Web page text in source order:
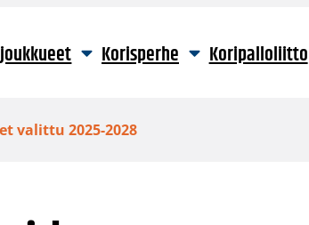
Korisperhe Koripalloliitto
valittu 2025-2028